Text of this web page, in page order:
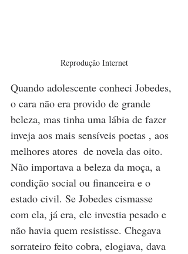
Reprodução Internet
Quando adolescente conheci Jobedes,
o cara não era provido de grande
beleza, mas tinha uma lábia de fazer
inveja aos mais sensíveis poetas , aos
melhores atores  de novela das oito.
Não importava a beleza da moça, a
condição social ou financeira e o
estado civil. Se Jobedes cismasse
com ela, já era, ele investia pesado e
não havia quem resistisse. Chegava
sorrateiro feito cobra, elogiava, dava